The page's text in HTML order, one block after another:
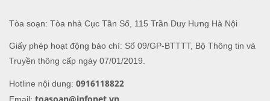
Tòa soạn: Tòa nhà Cục Tần Số, 115 Trần Duy Hưng Hà Nội
Giấy phép hoạt động báo chí: Số 09/GP-BTTTT, Bộ Thông tin và
Truyền thông cấp ngày 07/01/2019.
Hotline nội dung: 0916118822
Email: toasoan@infonet.vn